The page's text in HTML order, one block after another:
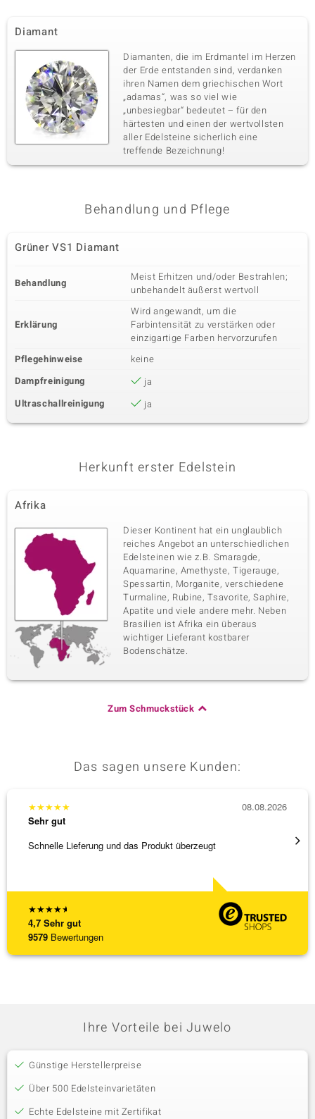
Diamant
Diamanten, die im Erdmantel im Herzen
der Erde entstanden sind, verdanken
ihren Namen dem griechischen Wort
„adamas“, was so viel wie
„unbesiegbar“ bedeutet – für den
härtesten und einen der wertvollsten
aller Edelsteine sicherlich eine
treffende Bezeichnung!
Behandlung und Pflege
Grüner VS1 Diamant
Behandlung
Meist Erhitzen und/oder Bestrahlen;
unbehandelt äußerst wertvoll
Erklärung
Wird angewandt, um die
Farbintensität zu verstärken oder
einzigartige Farben hervorzurufen
Pflegehinweise
keine
Dampfreinigung
ja
Ultraschallreinigung
ja
Herkunft erster Edelstein
Afrika
Dieser Kontinent hat ein unglaublich
reiches Angebot an unterschiedlichen
Edelsteinen wie z.B. Smaragde,
Aquamarine, Amethyste, Tigerauge,
Spessartin, Morganite, verschiedene
Turmaline, Rubine, Tsavorite, Saphire,
Apatite und viele andere mehr. Neben
Brasilien ist Afrika ein überaus
wichtiger Lieferant kostbarer
Bodenschätze.
Zum Schmuckstück
Das sagen unsere Kunden:
★★★★★
4,7 Sehr gut
9579 Bewertungen
★★★★★
Sehr gut
Schnelle Lieferung und das Produkt überzeugt
08.08.2026
Ihre Vorteile bei Juwelo
Günstige Herstellerpreise
Über 500 Edelsteinvarietäten
Echte Edelsteine mit Zertifikat